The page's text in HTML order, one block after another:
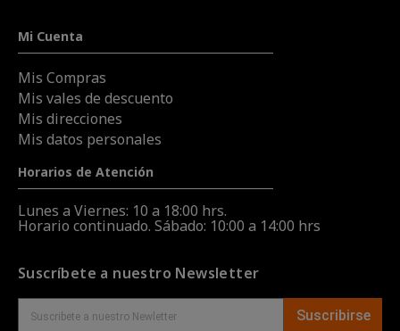
Mi Cuenta
Mis Compras
Mis vales de descuento
Mis direcciones
Mis datos personales
Horarios de Atención
Lunes a Viernes: 10 a 18:00 hrs.
Horario continuado. Sábado: 10:00 a 14:00 hrs
Suscríbete a nuestro Newsletter
Suscribirse